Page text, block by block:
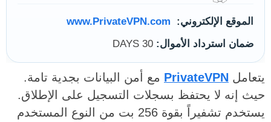
الموقع الإلكتروني:
www.PrivateVPN.com
ضمان استرداد الأموال: 30 DAYS
يتعامل PrivateVPN مع أمن البيانات بجدية تامة.
حيث إنه لا يحتفظ بسجلات التسجيل على الإطلاق.
يستخدم تشفيراً بقوة 256 بت من النوع المستخدم